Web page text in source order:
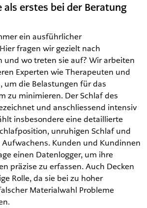
als erstes bei der Beratung
ein ausführlicher
fragen wir gezielt nach
und wo treten sie auf? Wir arbeiten
Experten wie Therapeuten und
um die Belastungen für das
zu minimieren. Der Schlaf des
und anschliessend intensiv
insbesondere eine detaillierte
unruhigen Schlaf und
Kunden und Kundinnen
einen Datenlogger, um ihre
präzise zu erfassen. Auch Decken
Rolle, da sie bei zu hoher
Materialwahl Probleme